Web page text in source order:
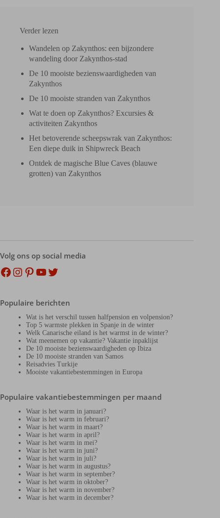
Verder lezen
Wandelen op Zakynthos: een bijzondere
wandeling door Zakynthos-stad
De 10 mooiste bezienswaardigheden van
Zakynthos
De 10 mooiste stranden van Zakynthos
Wat te doen op Zakynthos? Excursies &
activiteiten Zakynthos
Het betoverende scheepswrak van Zakynthos:
Een diepe duik in Shipwreck Beach
Ontdek de magische Blue Caves (blauwe
grotten) van Zakynthos
Volg ons op social media
Facebook
Instagram
Pinterest
YouTube
Twitter
Populaire berichten
Wat is het verschil tussen halfpension en volpension?
Top 5 warmste plekken in Spanje in de winter
Welk Canarische eiland is het warmst in de winter?
Wat meenemen op vakantie? Vakantie inpaklijst
De 10 mooiste bezienswaardigheden op Ibiza
De 10 mooiste stranden van Samos
Reisadvies Turkije
Mooiste vakantiebestemmingen in Europa
Populaire vakantiebestemmingen per maand
Waar is het warm in januari?
Waar is het warm in februari?
Waar is het warm in maart?
Waar is het warm in april?
Waar is het warm in mei?
Waar is het warm in juni?
Waar is het warm in juli?
Waar is het warm in augustus?
Waar is het warm in september?
Waar is het warm in oktober?
Waar is het warm in november?
Waar is het warm in december?